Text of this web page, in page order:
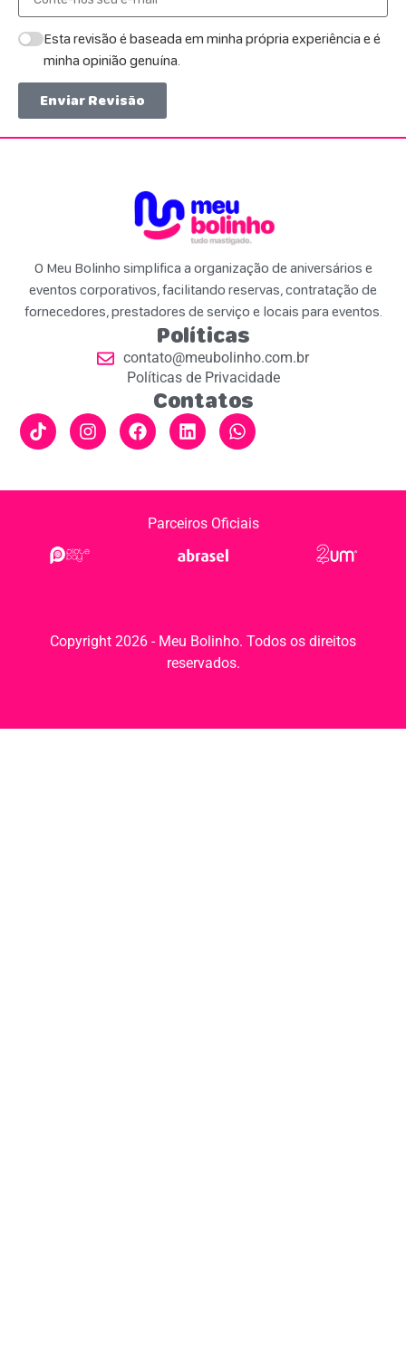
Esta revisão é baseada em minha própria experiência e é
minha opinião genuína.
Enviar Revisão
O Meu Bolinho simplifica a organização de aniversários e
eventos corporativos, facilitando reservas, contratação de
fornecedores, prestadores de serviço e locais para eventos.
Políticas
contato@meubolinho.com.br
Políticas de Privacidade
Contatos
Parceiros Oficiais
Copyright 2026 - Meu Bolinho. Todos os direitos
reservados.